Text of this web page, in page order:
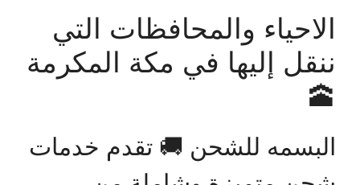
الاحياء والمحافظات التي
ننقل إليها في مكة المكرمة
🕋
البسمه للشحن 🚚 تقدم خدمات